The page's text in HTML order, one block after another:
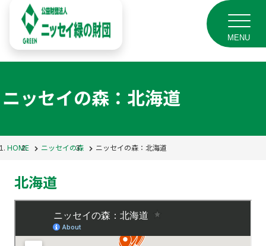
MENU
ニッセイの森：北海道
HOME ニッセイの森 ニッセイの森：北海道
北海道